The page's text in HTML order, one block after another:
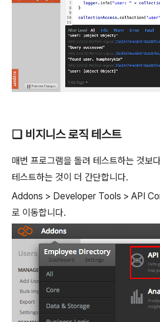
❑ 비지니스 로직 테스트
매번 프로그램을 돌려 테스트하는 것보
테스트하는 것이 더 간단합니다.
Addons > Developer Tools > API
로 이동합니다.